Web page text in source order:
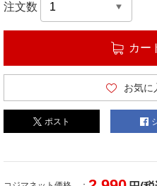
注文数
カー
お気に
ポスト